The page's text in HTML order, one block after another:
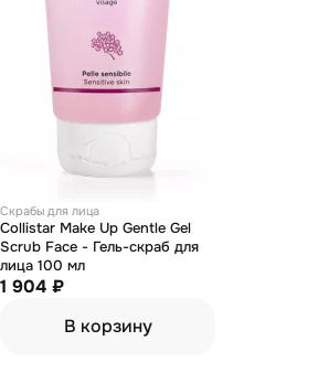
Скрабы для лица
Collistar Make Up Gentle Gel
Scrub Face - Гель-скраб для
лица 100 мл
1 904 ₽
В корзину